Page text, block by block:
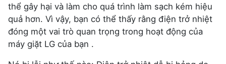
thể gây hại và làm cho quá trình làm sạch kém hiệu
quả hơn. Vì vậy, bạn có thể thấy rằng điện trở nhiệt
đóng một vai trò quan trọng trong hoạt động của
máy giặt LG của bạn .